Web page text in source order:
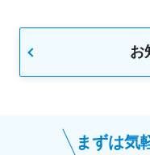
お
まずは気